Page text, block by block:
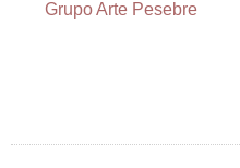
Grupo Arte Pesebre